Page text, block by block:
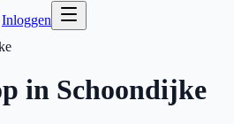
Inloggen
in Schoondijke